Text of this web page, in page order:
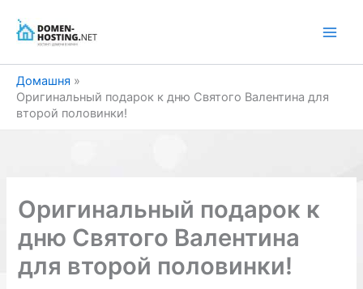
Домашня
Оригинальный подарок к дню Cвятого Валентина для
второй половинки!
Оригинальный подарок к
дню Cвятого Валентина
для второй половинки!